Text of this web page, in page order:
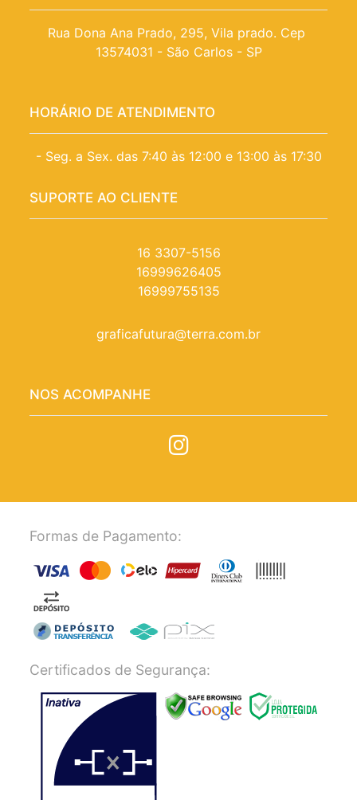
Rua Dona Ana Prado, 295, Vila prado. Cep
13574031 - São Carlos - SP
HORÁRIO DE ATENDIMENTO
- Seg. a Sex. das 7:40 às 12:00 e 13:00 às 17:30
SUPORTE AO CLIENTE
16 3307-5156
16999626405
16999755135
graficafutura@terra.com.br
NOS ACOMPANHE
Formas de Pagamento:
Certificados de Segurança: